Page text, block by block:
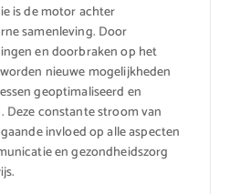
is de motor achter
samenleving. Door
en doorbraken op het
nieuwe mogelijkheden
geoptimaliseerd en
Deze constante stroom van
invloed op alle aspecten
en gezondheidszorg